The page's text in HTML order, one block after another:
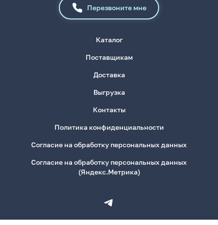
Перезвоните мне
Каталог
Поставщикам
Доставка
Выгрузка
Контакты
Политика конфиденциальности
Согласие на обработку персональных данных
Согласие на обработку персональных данных
(Яндекс.Метрика)